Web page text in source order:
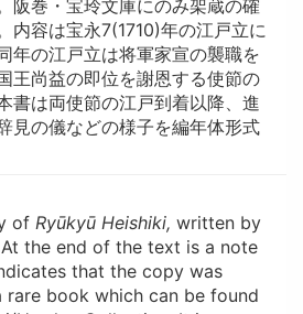
阪巻・宝玲文庫にのみ架蔵の確
内容は宝永7(1710)年の江戸立に
年の江戸立は将軍家宣の襲職を
王尚益の即位を謝恩する使節の
書は両使節の江戸到着以降、進
見の儀などの様子を編年体形式
of Ryūkyū Heishiki, written by
At the end of the text is a note
that the copy was
rare book which can be found